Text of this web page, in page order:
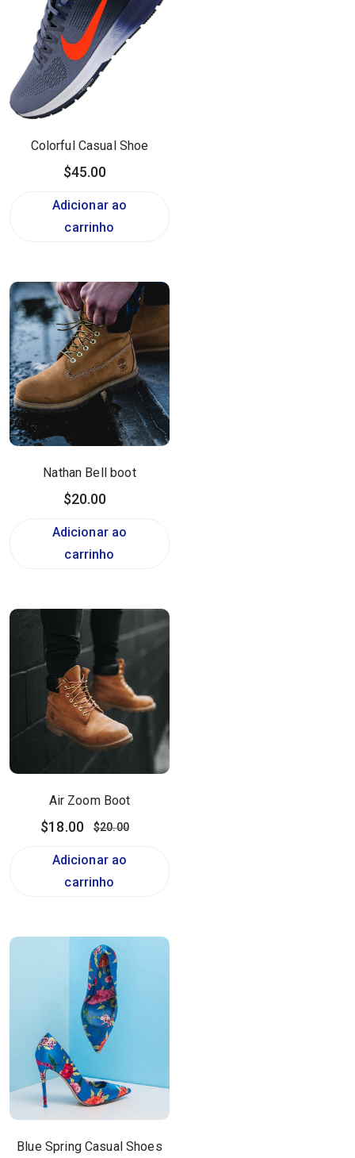
Colorful Casual Shoe
$45.00
Adicionar ao
carrinho
Nathan Bell boot
$20.00
Adicionar ao
carrinho
Air Zoom Boot
$20.00
$18.00
Adicionar ao
carrinho
Blue Spring Casual Shoes